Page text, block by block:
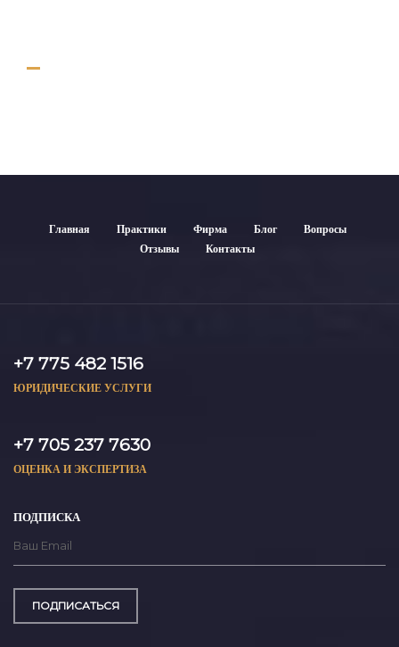
Главная Практики Фирма Блог
Вопросы
Отзывы
Контакты
+7 775 482 1516
ЮРИДИЧЕСКИЕ УСЛУГИ
+7 705 237 7630
ОЦЕНКА И ЭКСПЕРТИЗА
ПОДПИСКА
ПОДПИСАТЬСЯ